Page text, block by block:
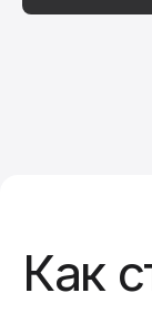
Как